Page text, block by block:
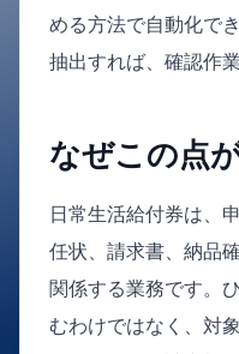
める方法で自動化で
抽出すれば、確認作
なぜこの点
日常生活給付券は、
任状、請求書、納品
関係する業務です。
むわけではなく、対